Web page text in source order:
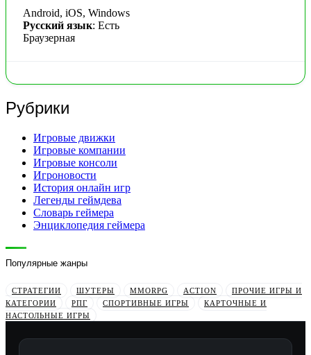
Android, iOS, Windows
Русский язык: Есть
Браузерная
Рубрики
Игровые движки
Игровые компании
Игровые консоли
Игроновости
История онлайн игр
Легенды геймдева
Словарь геймера
Энциклопедия геймера
Популярные жанры
СТРАТЕГИИ ШУТЕРЫ MMORPG ACTION
ПРОЧИЕ ИГРЫ И
КАТЕГОРИИ
РПГ СПОРТИВНЫЕ ИГРЫ
КАРТОЧНЫЕ И
НАСТОЛЬНЫЕ ИГРЫ